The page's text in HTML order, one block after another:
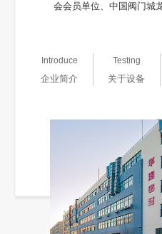
会会员单位、中国阀门城
Introduce
企业简介
Testing
关于设备